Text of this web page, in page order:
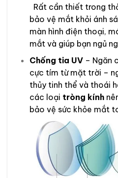
Rất cần thiết trong
bảo vệ mắt khỏi ánh
màn hình điện thoại,
mắt và giúp bạn ngủ
Chống tia UV– Ngăn
cực tím từ mặt trời –
thủy tinh thể và thoái
các loại tròng kính
bảo vệ sức khỏe mắt